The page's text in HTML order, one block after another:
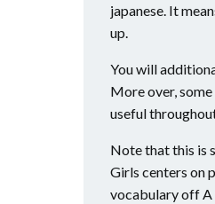
japanese. It
up.
You will
More over,
useful
Note that this is
Girls centers on
vocabulary off A